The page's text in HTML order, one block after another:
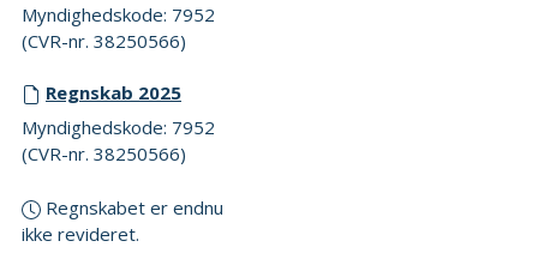
Myndighedskode: 7952
(CVR-nr. 38250566)
Regnskab 2025
Myndighedskode: 7952
(CVR-nr. 38250566)
Regnskabet er endnu
ikke revideret.